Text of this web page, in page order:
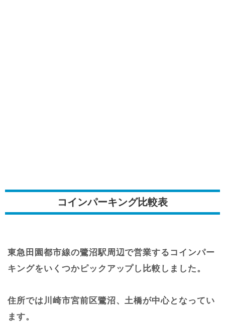
コインパーキング比較表
東急田園都市線の鷺沼駅周辺で営業するコインパー
キングをいくつかピックアップし比較しました。
住所では川崎市宮前区鷺沼、土橋が中心となってい
ます。